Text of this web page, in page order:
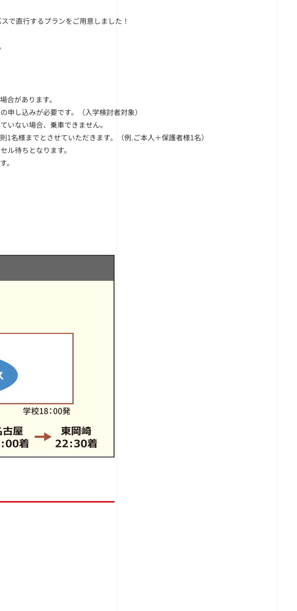
で直行するプランをご用意しました！
合があります。
し込みが必要です。（入学検討者対象）
いない場合、乗車できません。
名様までとさせていただきます。（例.ご本人＋保護者様1名）
ル待ちとなります。
。